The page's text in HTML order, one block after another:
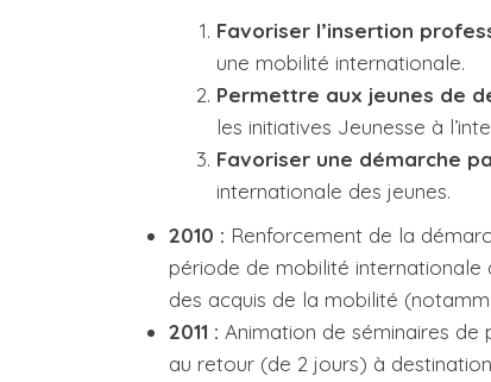
Favoriser l’insertion
une mobilité internationale.
Permettre aux jeunes de
les initiatives Jeunesse à
Favoriser une démarche
internationale des jeunes.
2010 : Renforcement de la
période de mobilité internationale
des acquis de la mobilité
2011 : Animation de séminaires
au retour (de 2 jours) à